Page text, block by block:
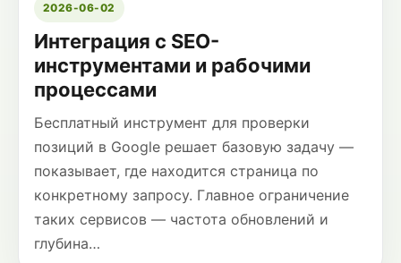
2026-06-02
Интеграция с SEO-
инструментами и рабочими
процессами
Бесплатный инструмент для проверки
позиций в Google решает базовую задачу —
показывает, где находится страница по
конкретному запросу. Главное ограничение
таких сервисов — частота обновлений и
глубина…